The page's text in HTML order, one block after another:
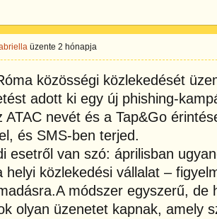
üzente 2 hónapja
közösségi közlekedését
adott ki egy új
ATAC nevét és a Tap&Go
és SMS‑ben terjed.
esetről van szó: áprilisban
helyi közlekedési vállalat –
módszer egyszerű, de
olyan üzenetet kapnak, amely